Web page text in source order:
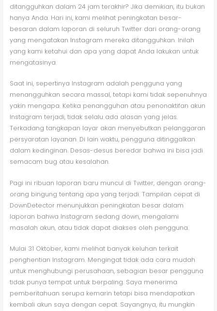
ditangguhkan dalam 24 jam terakhir? Jika demikian, itu bukan
hanya Anda. Hari ini, kami melihat peningkatan besar-
besaran dalam laporan di seluruh Twitter dari orang-orang
yang mengatakan Instagram mereka ditangguhkan. Inilah
yang kami ketahui dan apa yang dapat Anda lakukan untuk
mengatasinya.
Saat ini, sepertinya Instagram adalah pengguna yang
menangguhkan secara massal, tetapi kami tidak sepenuhnya
yakin mengapa. Ketika penangguhan atau penonaktifan akun
Instagram terjadi, tidak selalu ada alasan yang jelas.
Terkadang tangkapan layar akan menyebutkan pelanggaran
persyaratan layanan. Di lain waktu, pengguna ditinggalkan
dalam kedinginan. Desas-desus beredar bahwa ini bisa jadi
semacam bug atau kesalahan.
Pagi ini ribuan laporan baru muncul di Twitter, dengan orang-
orang bingung tentang apa yang terjadi. Tampilan cepat di
DownDetector menunjukkan peningkatan besar dalam
laporan bahwa Instagram sedang down, mengalami
masalah akun, atau tidak dapat diakses oleh pengguna.
Mulai 31 Oktober, kami melihat banyak keluhan terkait
penghentian Instagram. Mengingat tidak ada cara mudah
untuk menghubungi perusahaan, sebagian besar pengguna
tidak punya tempat untuk berpaling. Saya menerima
pemberitahuan serupa kemarin tetapi bisa mendapatkan
kembali akun saya dengan cepat. Sayangnya, itu mungkin